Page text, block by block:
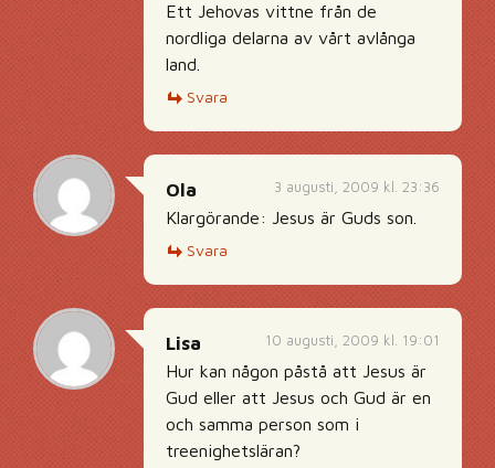
Ett Jehovas vittne från de
nordliga delarna av vårt avlånga
land.
Svara
3 augusti, 2009 kl. 23:36
Ola
Klargörande: Jesus är Guds son.
Svara
10 augusti, 2009 kl. 19:01
Lisa
Hur kan någon påstå att Jesus är
Gud eller att Jesus och Gud är en
och samma person som i
treenighetsläran?